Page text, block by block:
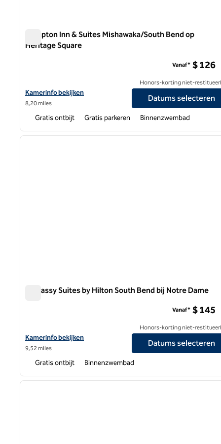
Hampton Inn & Suites Mishawaka/South Bend op
Heritage Square
Bekijk hoteldetails voor Hampton Inn & Suites Mishawaka/
Kamerinfo bekijken
8,20 miles
Vanaf* $ 126
Honors-korting niet-
Datums selecteren
Gratis ontbijt Gratis parkeren Binnenzwembad
1 van 12
Embassy Suites by Hilton South Bend bij Notre Dame
Bekijk hoteldetails voor Embassy Suites by Hilton South Bend
Kamerinfo bekijken
9,52 miles
Vanaf* $ 145
Honors-korting niet-
Datums selecteren
Gratis ontbijt Binnenzwembad
1 van 12